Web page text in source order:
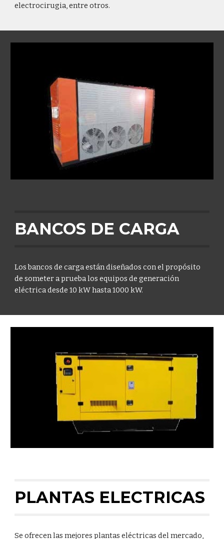
electrocirugia, entre otros.
BANCOS DE CARGA
Los bancos de carga están diseñados con el propósito
de someter a prueba los equipos de generación
eléctrica desde 10 kW hasta 1000 kW.
PLANTAS ELECTRICAS
Se ofrecen las mejores plantas eléctricas del mercado,